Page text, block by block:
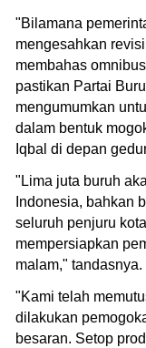
"Bilamana
mengesahkan
membahas
pastikan Partai
mengumumkan
dalam bentuk
Iqbal di depan
"Lima juta buruh
Indonesia, bahkan
seluruh penjuru
mempersiapkan
malam," tandasnya.
"Kami telah
dilakukan
besaran. Setop